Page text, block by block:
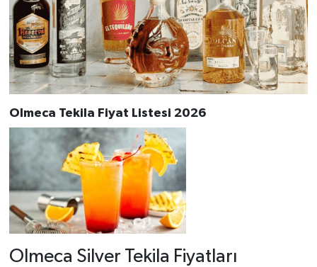
Olmeca Tekila Fiyat Listesi 2026
Olmeca Silver Tekila Fiyatları